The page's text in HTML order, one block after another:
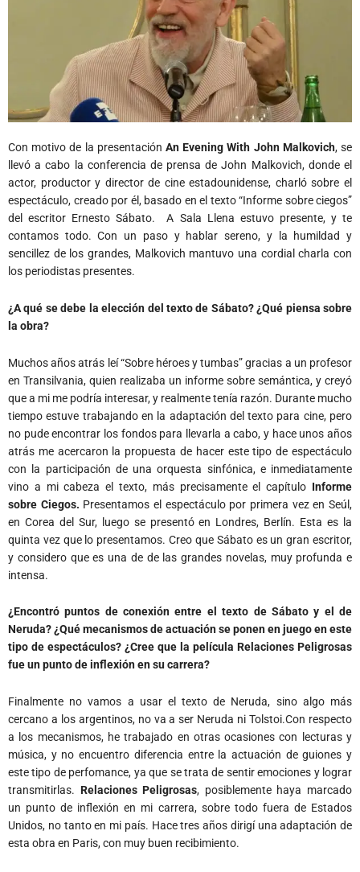
Con motivo de la presentación An Evening With John Malkovich, se
llevó a cabo la conferencia de prensa de John Malkovich, donde el
actor, productor y director de cine estadounidense, charló sobre el
espectáculo, creado por él, basado en el texto “Informe sobre ciegos”
del escritor Ernesto Sábato. A Sala Llena estuvo presente, y te
contamos todo. Con un paso y hablar sereno, y la humildad y
sencillez de los grandes, Malkovich mantuvo una cordial charla con
los periodistas presentes.
¿A qué se debe la elección del texto de Sábato? ¿Qué piensa sobre
la obra?
Muchos años atrás leí “Sobre héroes y tumbas” gracias a un profesor
en Transilvania, quien realizaba un informe sobre semántica, y creyó
que a mi me podría interesar, y realmente tenía razón. Durante mucho
tiempo estuve trabajando en la adaptación del texto para cine, pero
no pude encontrar los fondos para llevarla a cabo, y hace unos años
atrás me acercaron la propuesta de hacer este tipo de espectáculo
con la participación de una orquesta sinfónica, e inmediatamente
vino a mi cabeza el texto, más precisamente el capítulo Informe
sobre Ciegos. Presentamos el espectáculo por primera vez en Seúl,
en Corea del Sur, luego se presentó en Londres, Berlín. Esta es la
quinta vez que lo presentamos. Creo que Sábato es un gran escritor,
y considero que es una de de las grandes novelas, muy profunda e
intensa.
¿Encontró puntos de conexión entre el texto de Sábato y el de
Neruda?¿Qué mecanismos de actuación se ponen en juego en este
tipo de espectáculos? ¿Cree que la película Relaciones Peligrosas
fue un punto de inflexión en su carrera?
Finalmente no vamos a usar el texto de Neruda, sino algo más
cercano a los argentinos, no va a ser Neruda ni Tolstoi.Con respecto
a los mecanismos, he trabajado en otras ocasiones con lecturas y
música, y no encuentro diferencia entre la actuación de guiones y
este tipo de perfomance, ya que se trata de sentir emociones y lograr
transmitirlas. Relaciones Peligrosas, posiblemente haya marcado
un punto de inflexión en mi carrera, sobre todo fuera de Estados
Unidos, no tanto en mi país. Hace tres años dirigí una adaptación de
esta obra en Paris, con muy buen recibimiento.